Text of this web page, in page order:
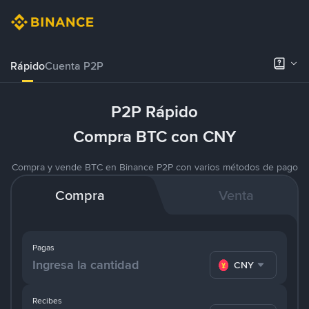
RápidoCuenta P2P
P2P Rápido
Compra BTC con CNY
Compra y vende BTC en Binance P2P con varios métodos de pago
Compra Venta
Pagas
CNY
Recibes